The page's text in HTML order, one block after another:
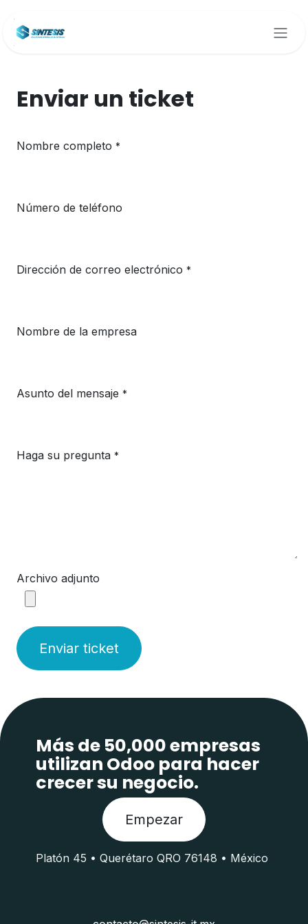
Enviar un ticket
Nombre completo *
Número de teléfono
Dirección de correo electrónico *
Nombre de la empresa
Asunto del mensaje *
Haga su pregunta *
Archivo adjunto
Enviar ticket
Más de 50,000 empresas
utilizan Odoo para hacer
crecer su negocio.
Empezar
Platón 45 • Querétaro QRO 76148 • México